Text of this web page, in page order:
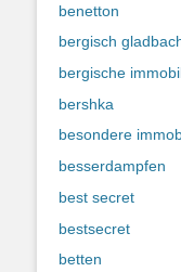
benetton
bergisch
bergische
bershka
besondere
besserdampfen
best secret
bestsecret
betten